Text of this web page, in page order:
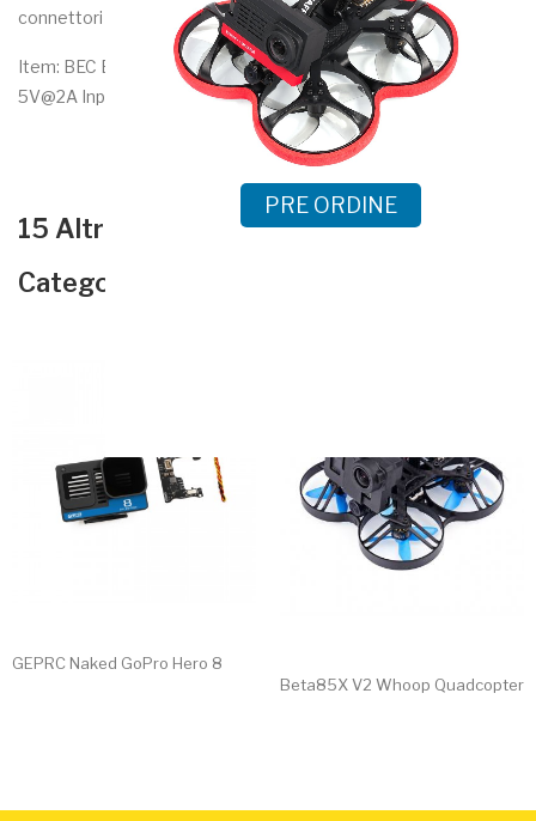
connettori collegabili e registrazione remota dalla radio.
Item: BEC Board for Naked Camera Weight: 1.48g Output:
5V@2A Input Voltage: 2-4S Connector: GH 1.25 3P Connector
15 Altri Prodotti Della Stessa
Categoria:
GEPRC Naked GoPro Hero 8
Beta85X V2 Whoop Quadcopter
PRE ORDINE